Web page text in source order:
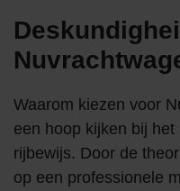
Waarom kiezen voor
een hoop kijken bij
rijbewijs. Door de
op een professionele